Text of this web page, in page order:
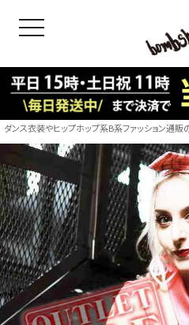
toggle navigation
ダンス衣装やヒップホップ系B系ファッション通